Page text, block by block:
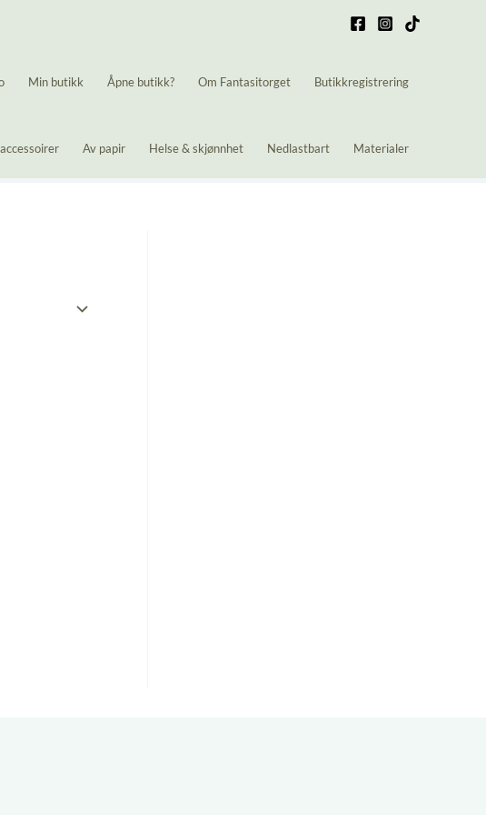
Min butikk Åpne butikk? Om Fantasitorget Butikkregistrering
Av papir Helse & skjønnhet Nedlastbart Materialer